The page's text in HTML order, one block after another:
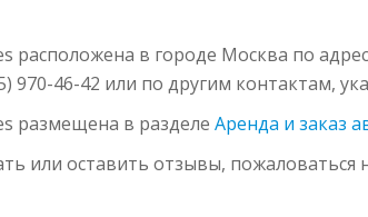
расположена в городе Москва по
970-46-42 или по другим контактам,
размещена в разделе Аренда и заказ
или оставить отзывы, пожаловаться